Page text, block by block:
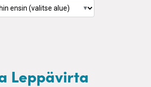
▼
Leppävirta